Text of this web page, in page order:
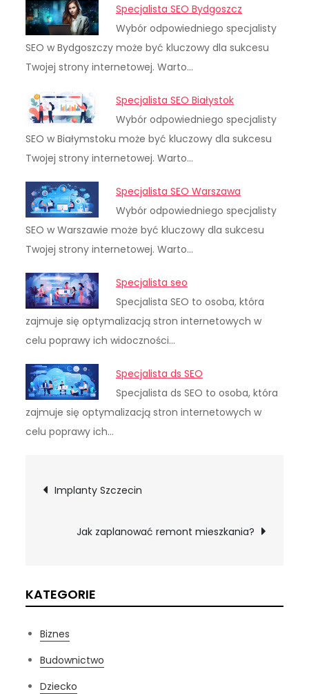
Specjalista SEO Bydgoszcz
Wybór odpowiedniego specjalisty
SEO w Bydgoszczy może być kluczowy dla sukcesu
Twojej strony internetowej. Warto…
Specjalista SEO Białystok
Wybór odpowiedniego specjalisty
SEO w Białymstoku może być kluczowy dla sukcesu
Twojej strony internetowej. Warto…
Specjalista SEO Warszawa
Wybór odpowiedniego specjalisty
SEO w Warszawie może być kluczowy dla sukcesu
Twojej strony internetowej. Warto…
Specjalista seo
Specjalista SEO to osoba, która
zajmuje się optymalizacją stron internetowych w
celu poprawy ich widoczności…
Specjalista ds SEO
Specjalista ds SEO to osoba, która
zajmuje się optymalizacją stron internetowych w
celu poprawy ich…
Nawigacja
wpisu
Implanty Szczecin
Jak zaplanować remont mieszkania?
KATEGORIE
Biznes
Budownictwo
Dziecko